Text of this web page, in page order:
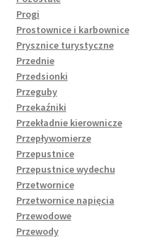
Progi
Prostownice i karbownice
Prysznice turystyczne
Przednie
Przedsionki
Przeguby
Przekaźniki
Przekładnie kierownicze
Przepływomierze
Przepustnice
Przepustnice wydechu
Przetwornice
Przetwornice napięcia
Przewodowe
Przewody